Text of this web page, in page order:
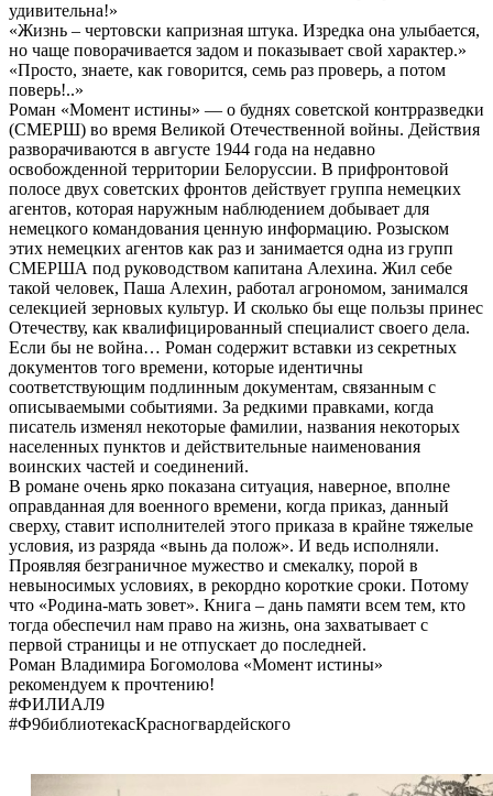
удивительна!»
«Жизнь – чертовски капризная штука. Изредка она улыбается,
но чаще поворачивается задом и показывает свой характер.»
«Просто, знаете, как говорится, семь раз проверь, а потом
поверь!..»
Роман «Момент истины» — о буднях советской контрразведки
(СМЕРШ) во время Великой Отечественной войны. Действия
разворачиваются в августе 1944 года на недавно
освобожденной территории Белоруссии. В прифронтовой
полосе двух советских фронтов действует группа немецких
агентов, которая наружным наблюдением добывает для
немецкого командования ценную информацию. Розыском
этих немецких агентов как раз и занимается одна из групп
СМЕРША под руководством капитана Алехина. Жил себе
такой человек, Паша Алехин, работал агрономом, занимался
селекцией зерновых культур. И сколько бы еще пользы принес
Отечеству, как квалифицированный специалист своего дела.
Если бы не война… Роман содержит вставки из секретных
документов того времени, которые идентичны
соответствующим подлинным документам, связанным с
описываемыми событиями. За редкими правками, когда
писатель изменял некоторые фамилии, названия некоторых
населенных пунктов и действительные наименования
воинских частей и соединений.
В романе очень ярко показана ситуация, наверное, вполне
оправданная для военного времени, когда приказ, данный
сверху, ставит исполнителей этого приказа в крайне тяжелые
условия, из разряда «вынь да полож». И ведь исполняли.
Проявляя безграничное мужество и смекалку, порой в
невыносимых условиях, в рекордно короткие сроки. Потому
что «Родина-мать зовет». Книга – дань памяти всем тем, кто
тогда обеспечил нам право на жизнь, она захватывает с
первой страницы и не отпускает до последней.
Роман Владимира Богомолова «Момент истины»
рекомендуем к прочтению!
#ФИЛИАЛ9
#Ф9библиотекасКрасногвардейского